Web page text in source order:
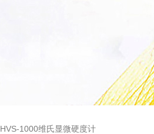
HVS-1000维氏显微硬度计